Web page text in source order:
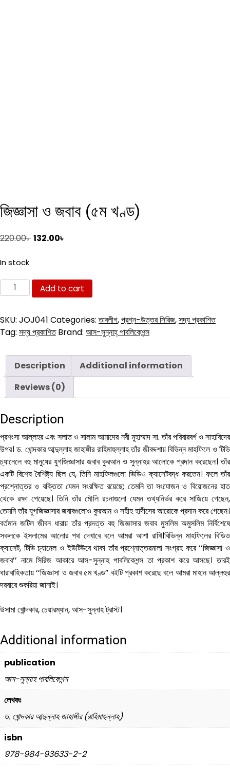
জিজ্ঞাসা ও জবাব (৫ম খণ্ড)
220.00৳Original
132.00৳
In stock
জিজ্ঞাসা
ও
(৫ম
খণ্ড)
Add to cart
SKU: JOJ041 Categories:তাবলীগ,প্রশ্ন-উত্তর সিরিজ,সদ্য প্রকাশিত
Tag: সদ্য প্রকাশিত Brand: আস-সুন্নাহ্ পাবলিকেশন্স
Description
Additional information
Reviews (0)
Description
প্রশংসা আল্লহর এবং সলাত ও সালাম আমাদের নবী মুহাম্মাদ সা. তাঁর পরিবারবর্গ ও সাহাবিদের
উপর। ড. খোন্দকার আব্দুল্লাহ জাহাঙ্গীর রাহিমাহুল্লাহ তাঁর জীবদ্দশায় বিভিন্ন মাহফিলে ও টিভি
চ্যানেলে বহু মানুষের যুগজিজ্ঞাসার জবাব কুরআন ও সুন্নাহর আলোকে প্রদান করেছেন। তাঁর
একটি বিশেষ বৈশিষ্ট্য ছিল যে, তিনি মাহফিলগুলো ভিডিও ক্যাসেটবদ্ধ করতেন। ফলে তাঁর
প্রশ্নোত্তর ও বক্তিতা যেমন সংরক্ষিত রয়েছে; তেমনি তা সংযোজন ও বিয়োজনের হাত
থেকে রক্ষা পেয়েছে। তিনি তাঁর মৌলি রচনাগুলো যেমন তথ্যনির্ভর করে সাজিয়ে গেছেন,
তেমনি তাঁর যুগজিজ্ঞাসার জবাবগুলোও কুরআন ও সহীহ হাদীসের আরোকে প্রদান করে গেছেন।
বর্তমান জটিল জীবন ধারায় তাঁর প্রদত্ত বহু জিজ্ঞাসার জবাব মুসলিম অমুসলিম নির্বিশেষে
সকলকে ইসলামের আলোর পথ দেখাবে বলে আমরা আশা রাখি।বিভিন্ন মাহফিলের বিডিও
ক্যাসেট, টিভি চ্যানেল ও ইউটিউবে থাকা তাঁর প্রশ্নোত্তরমালা সংগ্রহ করে ‘‘জিজ্ঞাসা ও
জবাব’’ নামে সিরিজ আকারে আস-সুন্নাহ পাবলিকেশন্স তা প্রকাশ করে আসছে। তারই
ধারাবাহিকতায় ‘‘জিজ্ঞাসা ও জবাব ৫ম খণ্ড” বইটি প্রকাশ করেছে বলে আমরা মাহান আল্লহুর
দরবারে শুকরিয়া জানাই।
উসামা খোন্দকার, চেয়ারম্যান, আস-সুন্নাহ ট্রাস্ট।
Additional information
publication
আস-সুন্নাহ পাবলিকেশন্স
লেখকঃ
ড. খোন্দকার আব্দুল্লাহ জাহাঙ্গীর (রাহিমাহুল্লাহ)
isbn
978-984-93633-2-2